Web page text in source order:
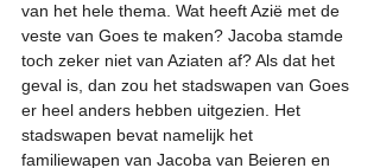
van het hele thema. Wat heeft Azië met de
veste van Goes te maken? Jacoba stamde
toch zeker niet van Aziaten af? Als dat het
geval is, dan zou het stadswapen van Goes
er heel anders hebben uitgezien. Het
stadswapen bevat namelijk het
familiewapen van Jacoba van Beieren en